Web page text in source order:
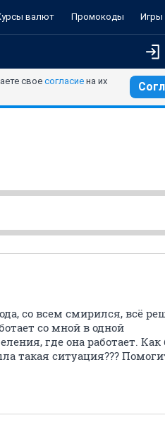
валют Промокоды Игры
свое согласие на их
со всем смирился, всё
со мной в одной
где она работает. Как
такая ситуация???